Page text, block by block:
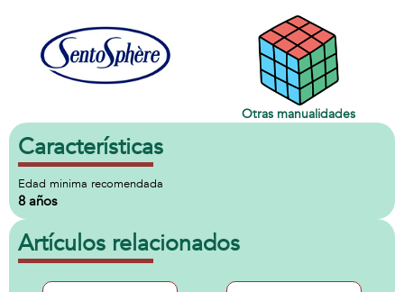
Otras manualidades
Características
Edad minima recomendada
8 años
Artículos relacionados